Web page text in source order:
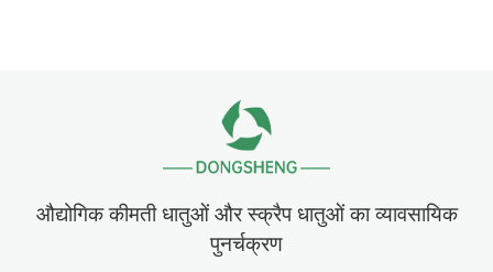
औद्योगिक कीमती धातुओं और स्क्रैप धातुओं का व्यावसायिक
पुनर्चक्रण